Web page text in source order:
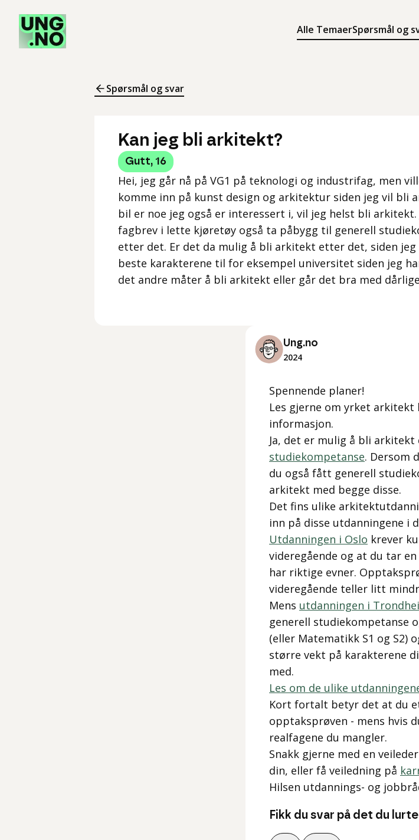
Alle TemaerSpørsmål og
Søk
Meny
Spørsmål og svar
Kan jeg bli arkitekt?
Gutt, 16
Hei, jeg går nå på VG1 på teknologi og industrifag, men
komme inn på kunst design og arkitektur siden jeg vil bli
bil er noe jeg også er interessert i, vil jeg helst bli arkitekt.
fagbrev i lette kjøretøy også ta påbygg til generell
etter det. Er det da mulig å bli arkitekt etter det, siden jeg
beste karakterene til for eksempel universitet siden jeg
det andre måter å bli arkitekt eller går det bra med
Ung.no
2024
Spennende planer!
Les gjerne om yrket
informasjon.
Ja, det er mulig å bli
studiekompetanse. Dersom
du også fått generell
arkitekt med begge disse.
Det fins ulike
inn på disse utdanningene i
Utdanningen i Oslo krever
videregående og at du tar
har riktige evner.
videregående teller litt
Mens utdanningen i
generell studiekompetanse
(eller Matematikk S1 og S2)
større vekt på karakterene
med.
Les om de ulike
Kort fortalt betyr det at du
opptaksprøven - mens hvis
realfagene du mangler.
Snakk gjerne med en
din, eller få veiledning på
Hilsen utdannings- og
Fikk du svar på det du